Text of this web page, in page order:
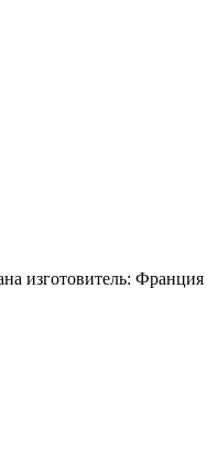
изготовитель: